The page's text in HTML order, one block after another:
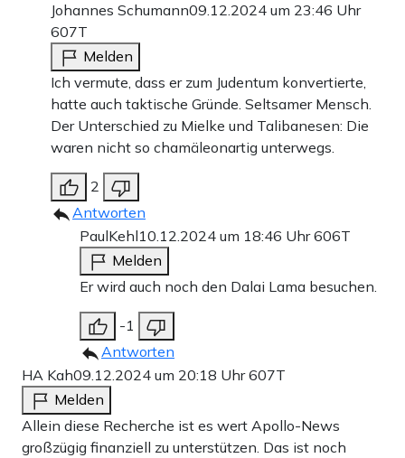
Johannes Schumann09.12.2024 um 23:46 Uhr
607T
Melden
Ich vermute, dass er zum Judentum konvertierte,
hatte auch taktische Gründe. Seltsamer Mensch.
Der Unterschied zu Mielke und Talibanesen: Die
waren nicht so chamäleonartig unterwegs.
2
Antworten
PaulKehl10.12.2024 um 18:46 Uhr606T
Melden
Er wird auch noch den Dalai Lama besuchen.
-1
Antworten
HA Kah09.12.2024 um 20:18 Uhr607T
Melden
Allein diese Recherche ist es wert Apollo-News
großzügig finanziell zu unterstützen. Das ist noch